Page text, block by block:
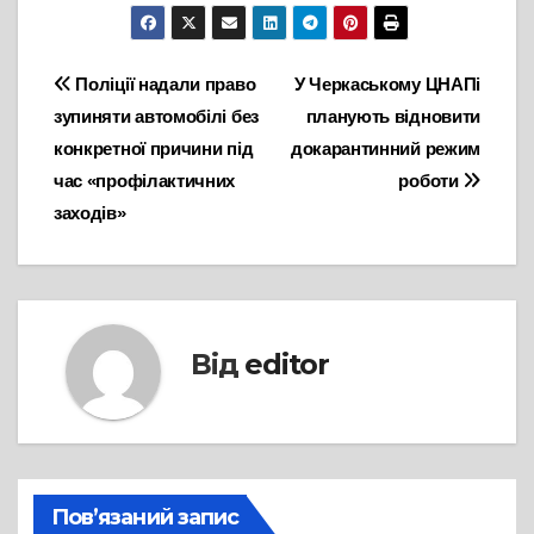
Навігація
записів
У Черкаському ЦНАПі
планують відновити
докарантинний режим
роботи
Поліції надали право
зупиняти автомобілі без
конкретної причини під
час «профілактичних
заходів»
Від editor
Пов’язаний запис